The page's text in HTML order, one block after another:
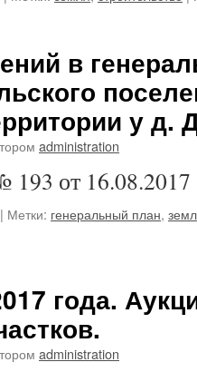
в
у д.
administration
от 16.08.2017
| Метки: генеральный план,
года.
administration